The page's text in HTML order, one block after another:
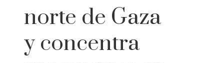
norte de Gaza
y concentra